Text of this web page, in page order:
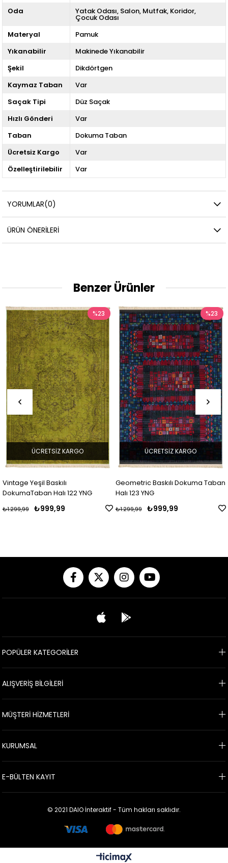
Oda
Yatak Odası Salon Mutfak Koridor
Çocuk Odası
Materyal
Pamuk
Yıkanabilir
Makinede Yıkanabilir
Şekil
Dikdörtgen
Kaymaz Taban
Var
Saçak Tipi
Düz Saçak
Hızlı Gönderi
Var
Taban
Dokuma Taban
Ücretsiz Kargo
Var
Özelleştirilebilir
Var
YORUMLAR(0)
ÜRÜN ÖNERILERI
Benzer Ürünler
%23
Geometric Baskılı Dokuma Taban
Halı 123 YNG
₺1.299,99
%23
ÜCRETSIZ KARGO
Geometric Baskılı
Halı 124 YNG
₺1.299,99
ÜCRETSIZ
POPÜLER KATEGORİLER
ALIŞVERİŞ BİLGİLERİ
MÜŞTERİ HİZMETLERİ
KURUMSAL
E-BÜLTEN KAYIT
© 2021 DAIO İnteraktif - Tüm hakları saklıdır.